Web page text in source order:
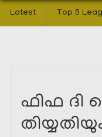
Latest Top 5
ഫിഫ ദി